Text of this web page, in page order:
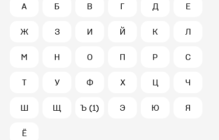
А Б В Г Д Е
Ж З И Й К Л
М Н О П Р С
Т У Ф Х Ц Ч
Ш Щ Ъ (1) Э Ю Я
Ё